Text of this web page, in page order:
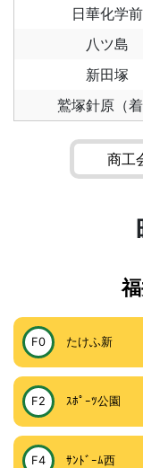
日華化学前
八ツ島
新田塚
鷲塚針原（着
商工
F0 たけふ新
F2 ｽﾎﾟｰﾂ公園
F4 ｻﾝﾄﾞｰﾑ西